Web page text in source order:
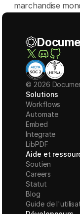
marchandise
© 2026
Solutions
Workflows
Automate
Embed
Integrate
LibPDF
Aide et
Soutien
Careers
Statut
Blog
Guide de